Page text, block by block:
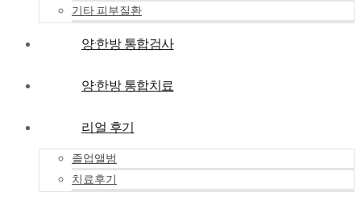
기타 피부질환
양·한방 통합검사
양·한방 통합치료
리얼 후기
졸업앨범
치료후기